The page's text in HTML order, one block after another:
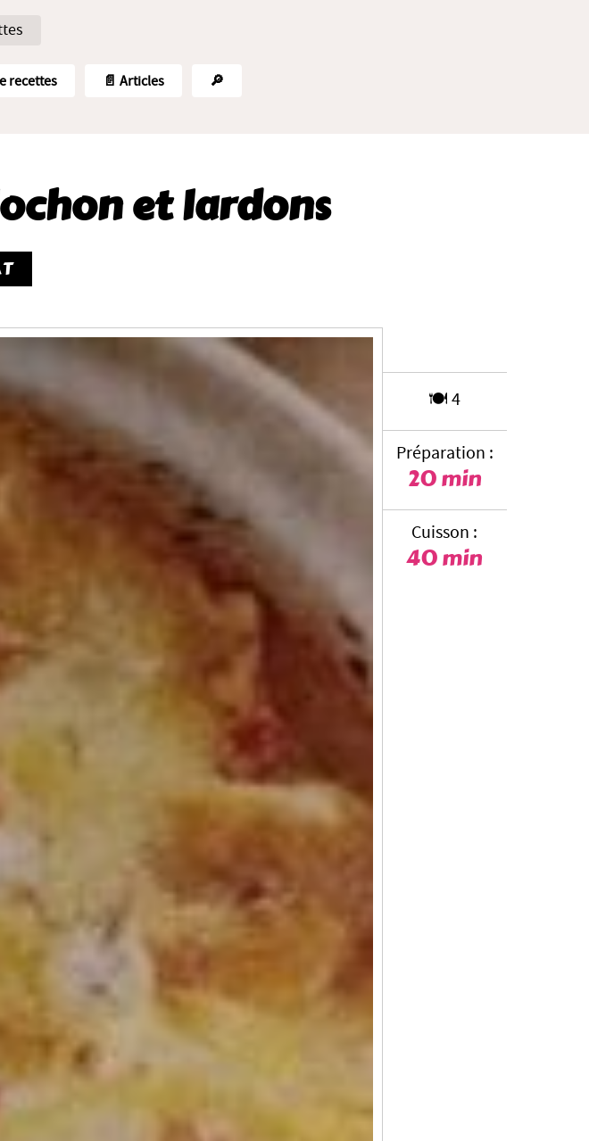
recettes 📄 Articles 🔎
et lardons
🍽️ 4
Préparation :
20 min
Cuisson :
40 min